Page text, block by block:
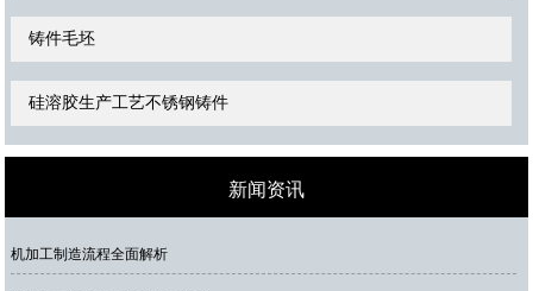
铸件毛坯
硅溶胶生产工艺不锈钢铸件
新闻资讯
机加工制造流程全面解析